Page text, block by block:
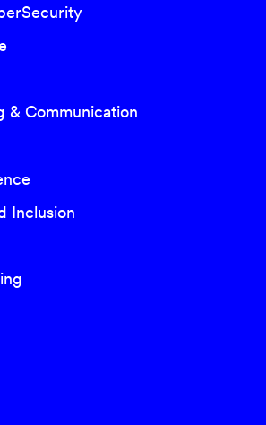
& Communication
Inclusion